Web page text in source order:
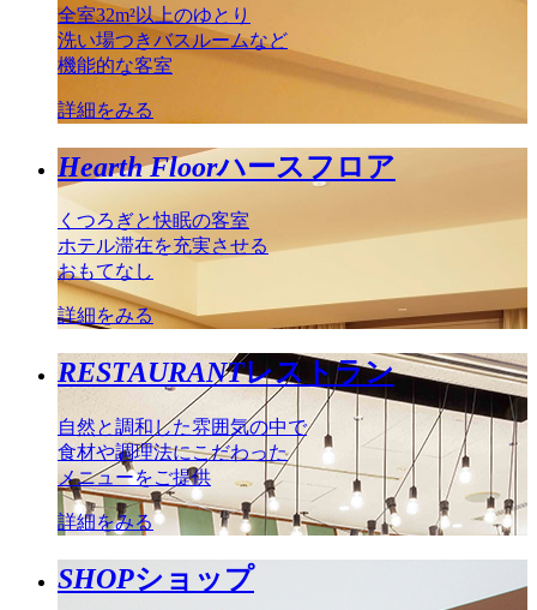
全室32m²以上のゆとり
洗い場つきバスルームなど
機能的な客室
詳細をみる
Hearth Floorハースフロア
くつろぎと快眠の客室
ホテル滞在を充実させる
おもてなし
詳細をみる
RESTAURANTレストラン
自然と調和した雰囲気の中で
食材や調理法にこだわった
メニューをご提供
詳細をみる
SHOPショップ